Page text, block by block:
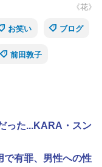
《花》
お笑い ブログ
前田敦子
った...KARA・スン
で有罪、男性への性